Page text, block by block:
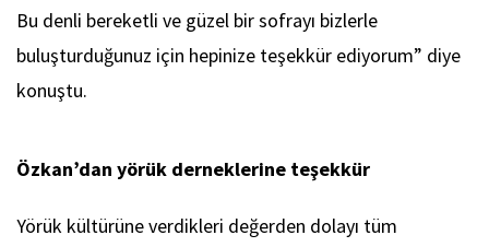
Bu denli bereketli ve güzel bir sofrayı bizlerle
buluşturduğunuz için hepinize teşekkür ediyorum” diye
konuştu.
Özkan’dan yörük derneklerine teşekkür
Yörük kültürüne verdikleri değerden dolayı tüm